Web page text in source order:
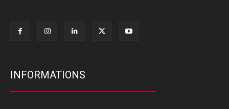
INFORMATIONS